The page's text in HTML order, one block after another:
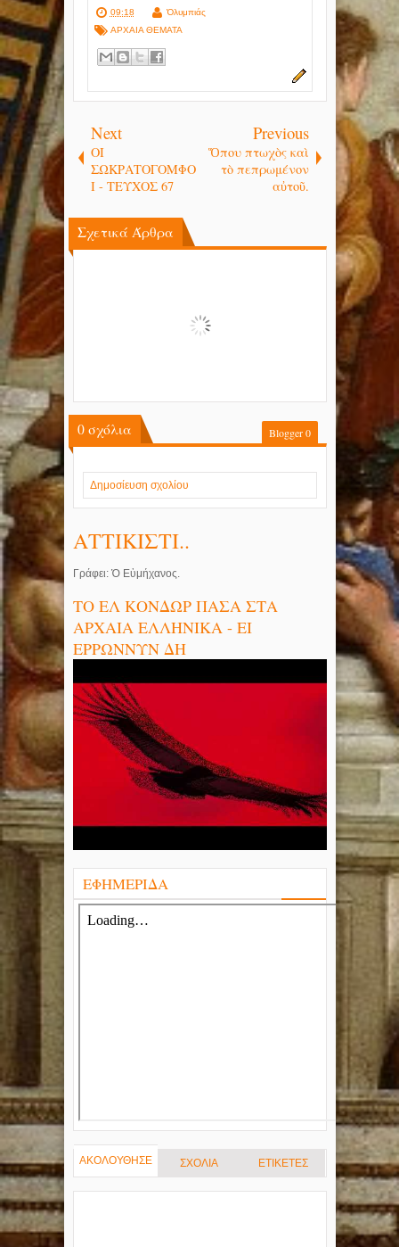
09:18
Ὀλυμπιάς
ΑΡΧΑΙΑ ΘΕΜΑΤΑ
Next
ΟΙ
ΣΩΚΡΑΤΟΓΟΜΦΟ
Ι - ΤΕΥΧΟΣ 67
Previous
Ὅπου πτωχὸς καὶ
τὸ πεπρωμένον
αὐτοῦ.
Σχετικά Άρθρα
0σχόλια Blogger0
Δημοσίευση σχολίου
ΑΤΤΙΚΙΣΤΙ..
Γράφει: Ὁ Εὐμήχανος.
ΤΟ ΕΛ ΚΟΝΔΩΡ ΠΑΣΑ ΣΤΑ
ΑΡΧΑΙΑ ΕΛΛΗΝΙΚΑ - ΕΙ
ΕΡΡΩΝΝΥΝ ΔΗ
ΕΦΗΜΕΡΙΔΑ
ΑΚΟΛΟΥΘΗΣΕ ΣΧΟΛΙΑ ΕΤΙΚΕΤΕΣ